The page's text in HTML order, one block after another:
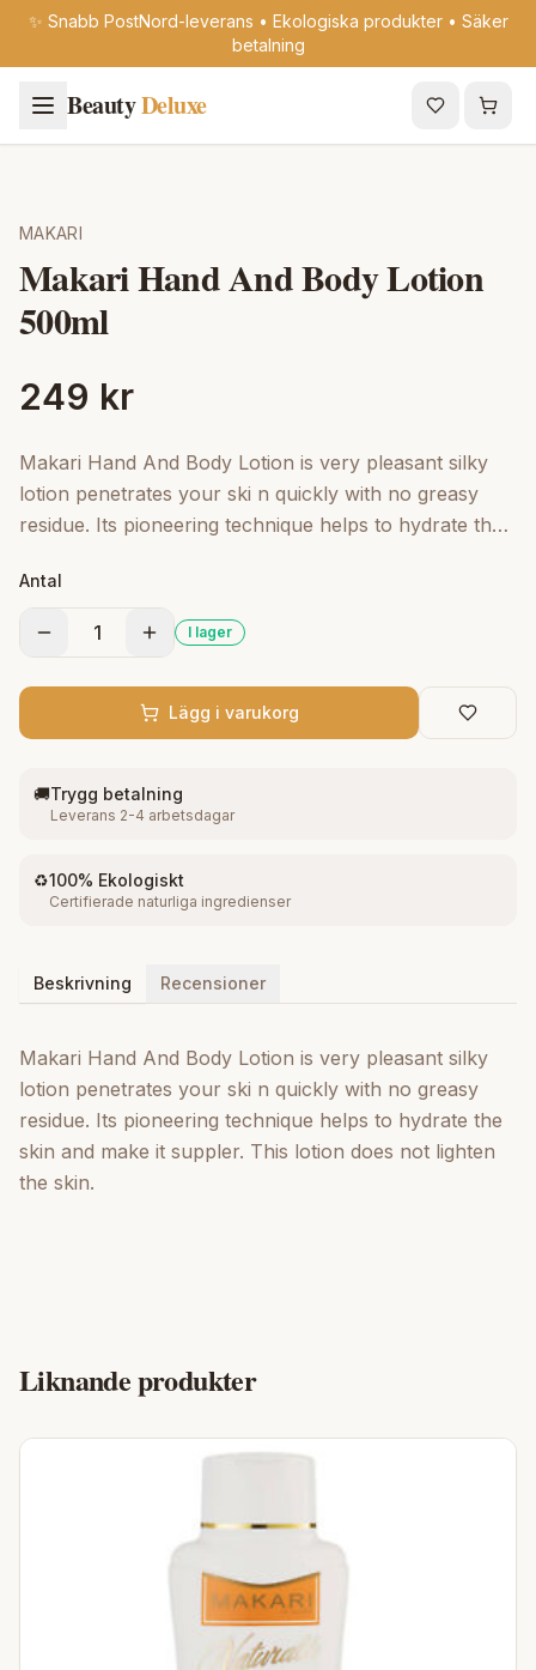
✨ Snabb PostNord-leverans • Ekologiska produkter • Säker
betalning
BeautyDeluxe
MAKARI
Makari Hand And Body Lotion
500ml
249 kr
Makari Hand And Body Lotion is very pleasant silky
lotion penetrates your ski n quickly with no greasy
residue. Its pioneering technique helps to hydrate the
the skin.
Antal
1 I lager
Lägg i varukorg
🚚Trygg betalning
Leverans 2-4 arbetsdagar
♻️100% Ekologiskt
Certifierade naturliga ingredienser
Beskrivning Recensioner
Makari Hand And Body Lotion is very pleasant silky
lotion penetrates your ski n quickly with no greasy
residue. Its pioneering technique helps to hydrate the
skin and make it suppler. This lotion does not lighten
the skin.
Liknande produkter